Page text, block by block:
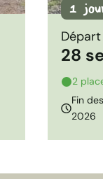
1
28
2
Fin
2026